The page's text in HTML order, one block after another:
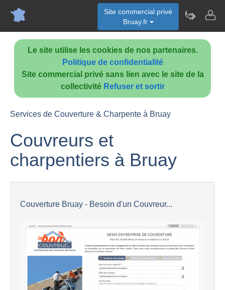
Le site utilise les cookies de nos partenaires.
Politique de confidentialité
Site commercial privé sans lien avec le site de la
collectivité Refuser et sortir
Site commercial privé
Bruay.fr
Services de Couverture & Charpente à Bruay
Couvreurs et
charpentiers à Bruay
Couverture Bruay - Besoin d'un Couvreur...